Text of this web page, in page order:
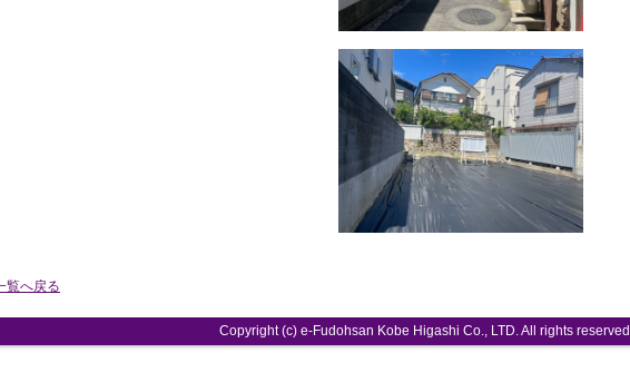
覧へ戻る
Copyright (c) e-Fudohsan Kobe Higashi Co. LTD. All rights reserved.